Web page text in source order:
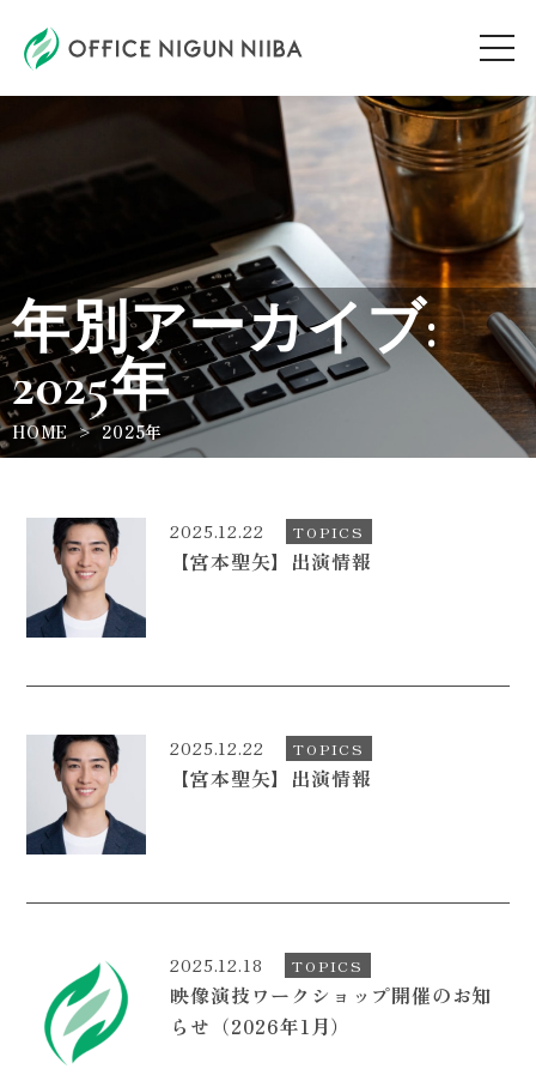
AUDITION
ARTIST
TOPICS
WORKSHOP
CONTACT
年別アーカイブ:
2025年
HOME 2025年
2025.12.22 TOPICS
【宮本聖矢】出演情報
2025.12.22 TOPICS
【宮本聖矢】出演情報
2025.12.18 TOPICS
映像演技ワークショップ開催のお知
らせ（2026年1月）